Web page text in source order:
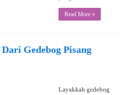
Read More »
Gedebog Pisang
Layakkah gedebog